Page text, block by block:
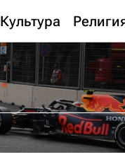
Культура